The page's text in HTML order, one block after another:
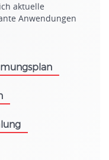
aktuelle
Anwendungen